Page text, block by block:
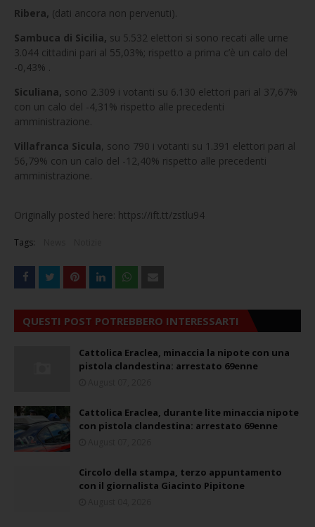
Ribera, (dati ancora non pervenuti).
Sambuca di Sicilia, su 5.532 elettori si sono recati alle urne
3.044 cittadini pari al 55,03%; rispetto a prima c’è un calo del
-0,43% .
Siculiana, sono 2.309 i votanti su 6.130 elettori pari al 37,67%
con un calo del -4,31% rispetto alle precedenti
amministrazione.
Villafranca Sicula, sono 790 i votanti su 1.391 elettori pari al
56,79% con un calo del -12,40% rispetto alle precedenti
amministrazione.
Originally posted here: https://ift.tt/zstlu94
Tags:
QUESTI POST POTREBBERO INTERESSARTI
Cattolica Eraclea, minaccia la nipote con una
pistola clandestina: arrestato 69enne
Cattolica Eraclea, durante lite minaccia nipote
con pistola clandestina: arrestato 69enne
Circolo della stampa, terzo appuntamento
con il giornalista Giacinto Pipitone